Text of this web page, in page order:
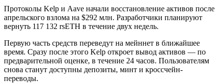
Протоколы Kelp и Aave начали восстановление активов после
апрельского взлома на $292 млн. Разработчики планируют
вернуть 117 132 rsETH в течение двух недель.
Первую часть средств переведут на мейннет в ближайшее
время. Сразу после этого Kelp откроет вывод активов — по
предварительной оценке, в течение 24 часов. Пользователям
снова станут доступны депозиты, минт и кроссчейн-
переводы.